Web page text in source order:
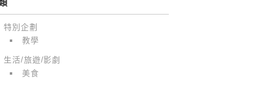
特別企劃
教學
生活/旅遊/影劇
美食